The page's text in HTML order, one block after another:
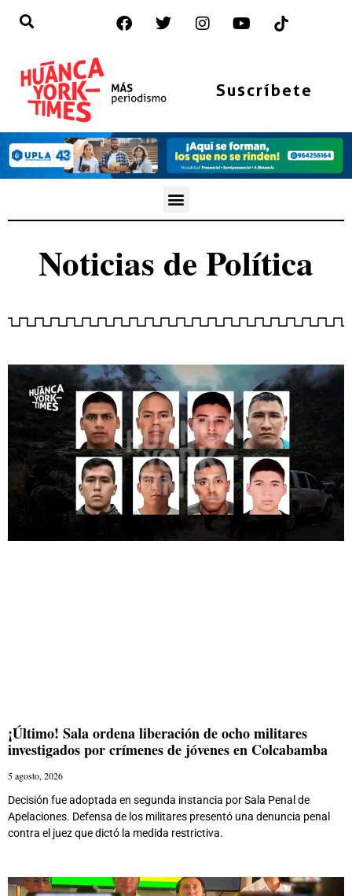
Suscríbete
Noticias dePolítica
¡Último! Sala ordena liberación de ocho militares
investigados por crímenes de jóvenes en Colcabamba
5 agosto, 2026
Decisión fue adoptada en segunda instancia por Sala Penal de
Apelaciones. Defensa de los militares presentó una denuncia penal
contra el juez que dictó la medida restrictiva.